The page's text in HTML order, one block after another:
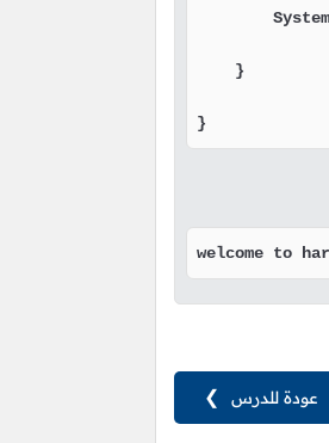
    }
}
welcome to
عودة للدرس ❯